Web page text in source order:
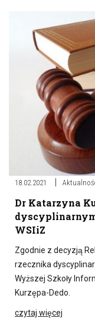
18.02.2021
Dr Katarzyna
WSIiZ
Zgodnie z decyzją
rzecznika
Wyższej Szkoły
Kurzępa-Dedo.
czytaj więcej